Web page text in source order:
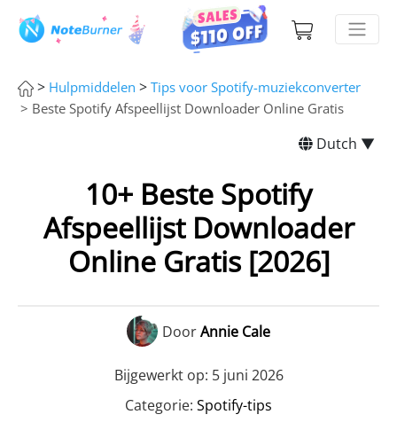
> Hulpmiddelen > Tips voor Spotify-muziekconverter
> Beste Spotify Afspeellijst Downloader Online Gratis
Dutch ▼
10+ Beste Spotify
Afspeellijst Downloader
Online Gratis [2026]
DoorAnnie Cale
Bijgewerkt op: 5 juni 2026
Categorie: Spotify-tips